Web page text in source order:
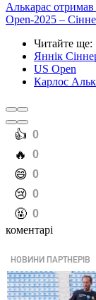
Алькарас отримав
Open-2025 –
Читайте ще:
Яннік
US Open
Карлос
️👍 0
️🔥 0
️😄 0
️😢 0
️🤬 0
коментарі